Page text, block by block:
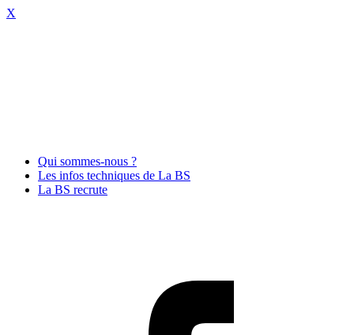
X
Qui sommes-nous ?
Les infos techniques de La BS
La BS recrute